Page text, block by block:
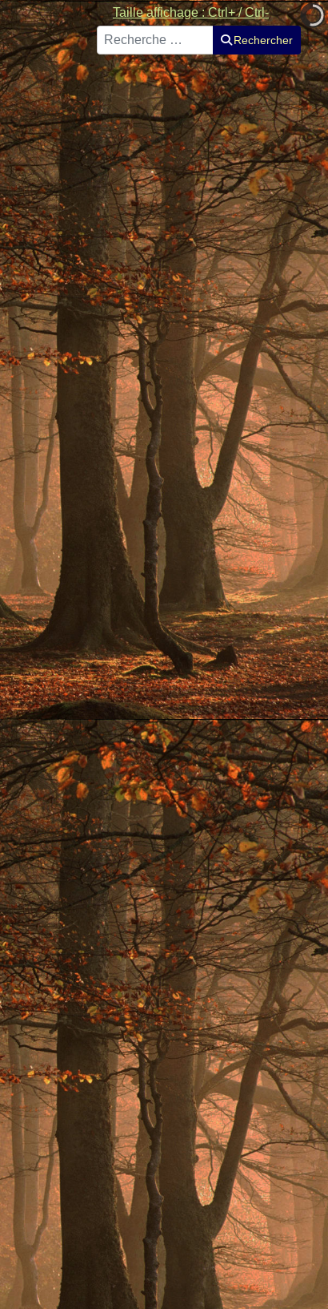
Taille affichage : Ctrl+ / Ctrl-
Rechercher
Rechercher